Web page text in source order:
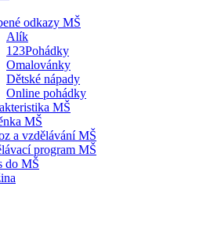
odkazy MŠ
Alík
123Pohádky
Omalovánky
Dětské nápady
Online pohádky
MŠ
MŠ
a vzdělávání MŠ
program MŠ
do MŠ